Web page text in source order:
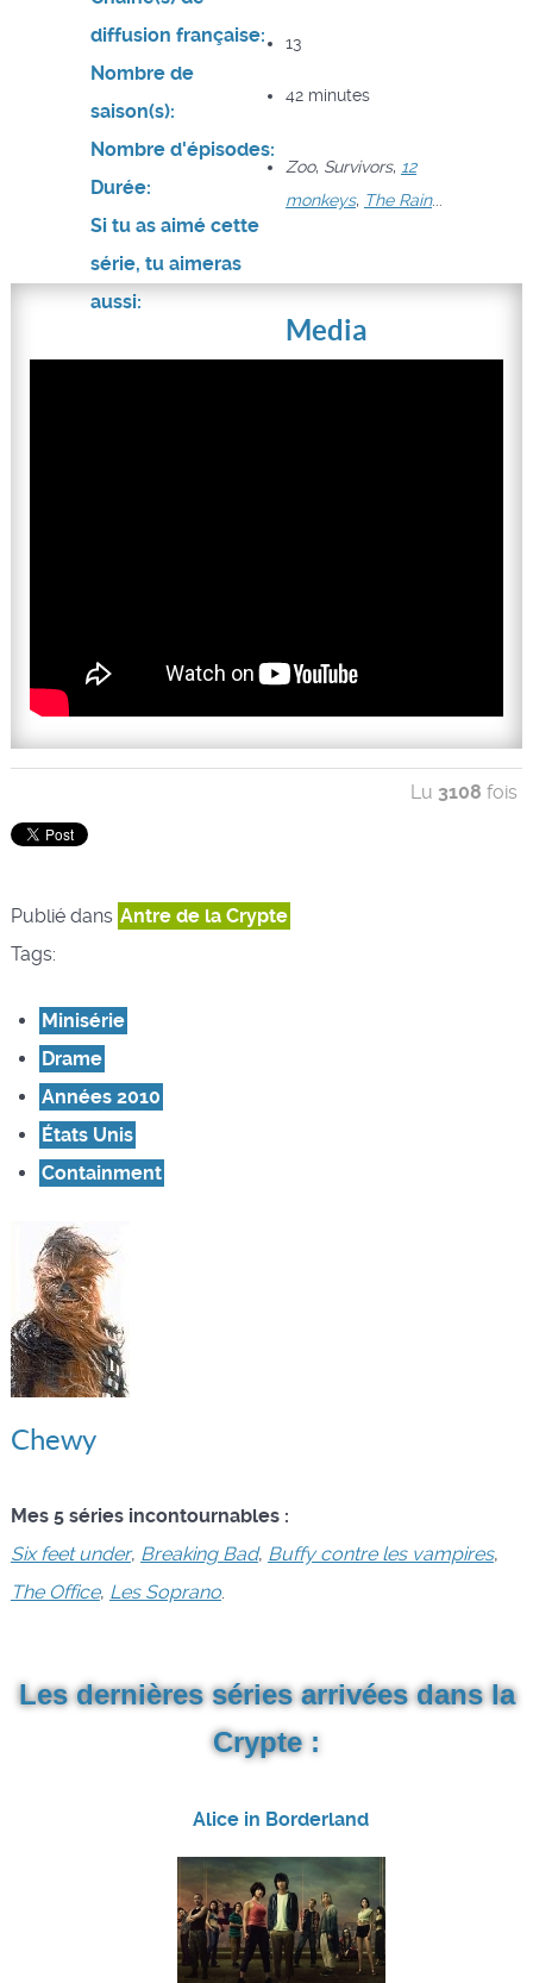
diffusion française:
Nombre de
saison(s):
Nombre d'épisodes:
13
Durée:
42 minutes
Si tu as aimé cette
série, tu aimeras
aussi:
Zoo, Survivors, 12
monkeys, The Rain...
Media
Lu 3108 fois
Publié dans Antre de la Crypte
Tags:
Minisérie
Drame
Années 2010
États Unis
Containment
Chewy
Mes 5 séries incontournables :
Six feet under, Breaking Bad, Buffy contre les vampires,
The Office, Les Soprano.
Les dernières séries arrivées dans la
Crypte :
Alice in Borderland